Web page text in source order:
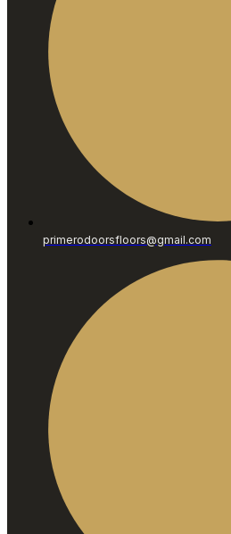
primerodoorsfloors@gmail.com